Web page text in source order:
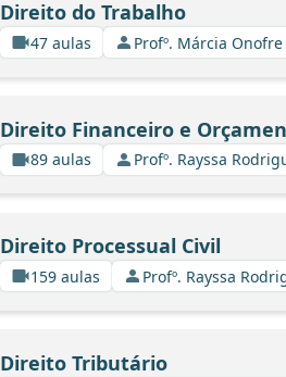
Direito do Trabalho
47 aulas Profº. Márcia
Direito Financeiro e
89 aulas Profº. Rayssa
Direito Processual Civil
159 aulas Profº. Rayssa
Direito Tributário